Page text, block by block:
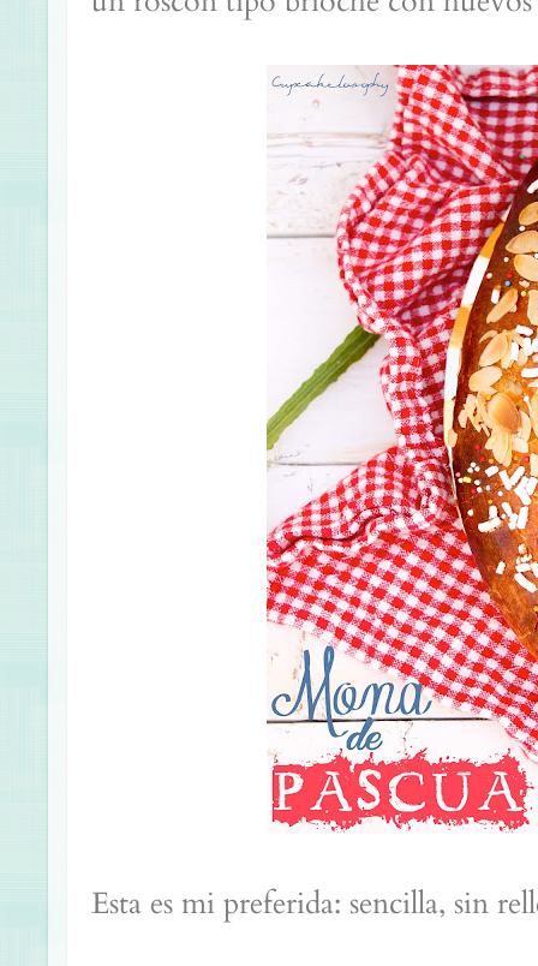
Esta es mi preferida: sencilla, sin